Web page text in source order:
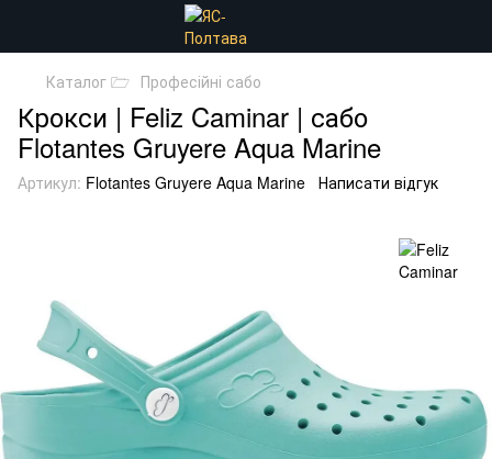
Каталог 🗁 Професійні сабо
Крокси | Feliz Caminar | сабо
Flotantes Gruyere Aqua Marine
Артикул: Flotantes Gruyere Aqua Marine Написати відгук